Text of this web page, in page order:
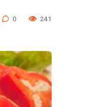
0 241